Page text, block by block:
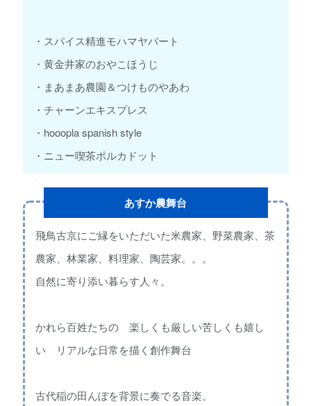
・スパイス精進モハマヤバート
・黄金井家のおやこほうじ
・まあまあ農園＆つけものやあわ
・チャーンエキスプレス
・hooopla spanish style
・ニュー喫茶ポルカドット
あすか農舞台
飛鳥古京にご縁をいただいた米農家、野菜農家、茶
農家、林業家、料理家、陶芸家。。。
自然に寄り添い暮らす人々。
かれら百姓たちの 楽しくも厳しい苦しくも嬉し
い リアルな日常を描く創作舞台
古代稲の田んぼを背景に奏でる音楽。